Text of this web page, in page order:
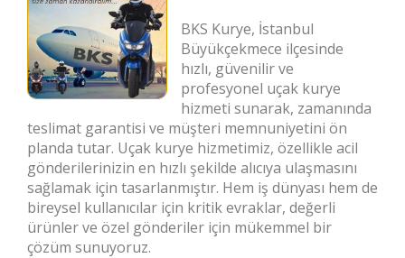
BKS Kurye, İstanbul
Büyükçekmece ilçesinde
hızlı, güvenilir ve
profesyonel uçak kurye
hizmeti sunarak, zamanında
teslimat garantisi ve müşteri memnuniyetini ön
planda tutar. Uçak kurye hizmetimiz, özellikle acil
gönderilerinizin en hızlı şekilde alıcıya ulaşmasını
sağlamak için tasarlanmıştır. Hem iş dünyası hem de
bireysel kullanıcılar için kritik evraklar, değerli
ürünler ve özel gönderiler için mükemmel bir
çözüm sunuyoruz.